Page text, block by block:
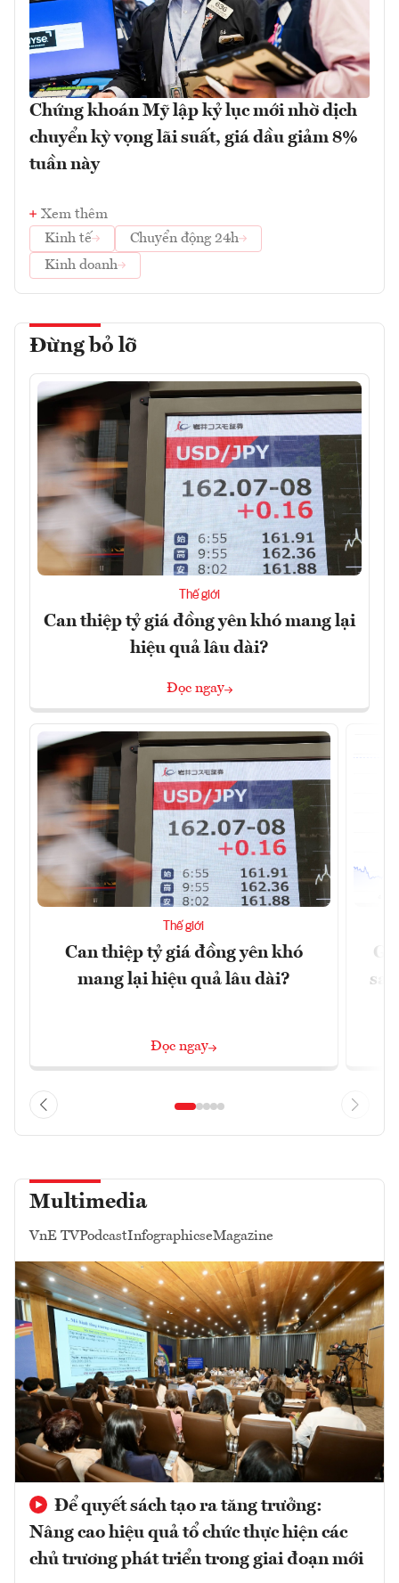
Chứng khoán Mỹ lập kỷ lục mới nhờ dịch
chuyển kỳ vọng lãi suất, giá dầu giảm 8%
tuần này
Xem thêm
Kinh tế
Chuyển động 24h
Kinh doanh
Đừng bỏ lỡ
Thế giới
Can thiệp tỷ giá đồng yên khó mang lại
hiệu quả lâu dài?
Đọc ngay
Thế giới
Can thiệp tỷ giá đồng yên khó
mang lại hiệu quả lâu dài?
Đọc ngay
Multimedia
VnE TVPodcastInfographicseMagazine
Để quyết sách tạo ra tăng trưởng:
Nâng cao hiệu quả tổ chức thực hiện các
chủ trương phát triển trong giai đoạn mới